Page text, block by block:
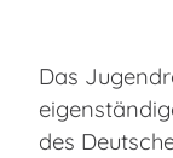
Das
des